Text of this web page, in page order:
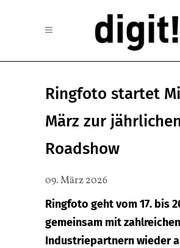
Ringfoto startet
März zur
Roadshow
09. März 2026
Ringfoto geht vom 17. bis
gemeinsam mit zahlreichen
Industriepartnern wieder